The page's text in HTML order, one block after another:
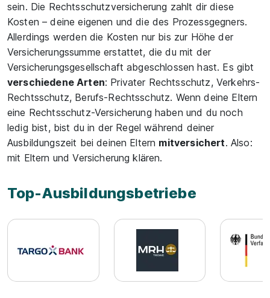
sein. Die Rechtsschutzversicherung zahlt dir diese
Kosten – deine eigenen und die des Prozessgegners.
Allerdings werden die Kosten nur bis zur Höhe der
Versicherungssumme erstattet, die du mit der
Versicherungsgesellschaft abgeschlossen hast. Es gibt
verschiedene Arten: Privater Rechtsschutz, Verkehrs-
Rechtsschutz, Berufs-Rechtsschutz. Wenn deine Eltern
eine Rechtsschutz-Versicherung haben und du noch
ledig bist, bist du in der Regel während deiner
Ausbildungszeit bei deinen Eltern mitversichert. Also:
mit Eltern und Versicherung klären.
Top-Ausbildungsbetriebe